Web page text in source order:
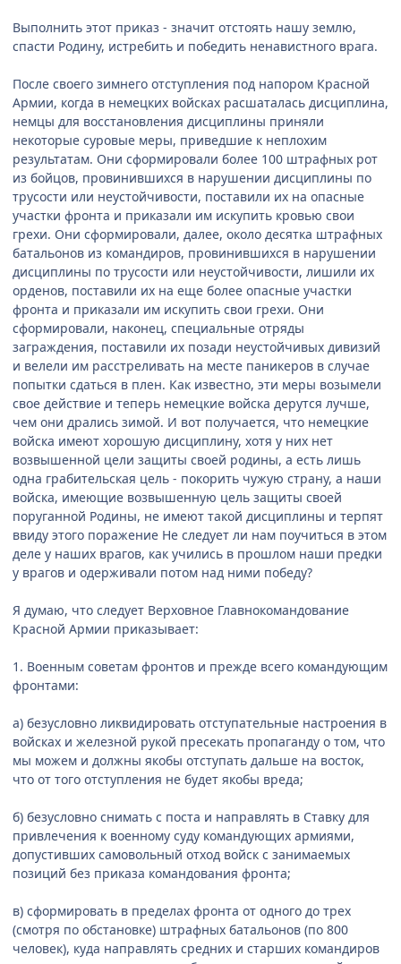
Выполнить этот приказ - значит отстоять нашу землю,
спасти Родину, истребить и победить ненавистного врага.
После своего зимнего отступления под напором Красной
Армии, когда в немецких войсках расшаталась дисциплина,
немцы для восстановления дисциплины приняли
некоторые суровые меры, приведшие к неплохим
результатам. Они сформировали более 100 штрафных рот
из бойцов, провинившихся в нарушении дисциплины по
трусости или неустойчивости, поставили их на опасные
участки фронта и приказали им искупить кровью свои
грехи. Они сформировали, далее, около десятка штрафных
батальонов из командиров, провинившихся в нарушении
дисциплины по трусости или неустойчивости, лишили их
орденов, поставили их на еще более опасные участки
фронта и приказали им искупить свои грехи. Они
сформировали, наконец, специальные отряды
заграждения, поставили их позади неустойчивых дивизий
и велели им расстреливать на месте паникеров в случае
попытки сдаться в плен. Как известно, эти меры возымели
свое действие и теперь немецкие войска дерутся лучше,
чем они дрались зимой. И вот получается, что немецкие
войска имеют хорошую дисциплину, хотя у них нет
возвышенной цели защиты своей родины, а есть лишь
одна грабительская цель - покорить чужую страну, а наши
войска, имеющие возвышенную цель защиты своей
поруганной Родины, не имеют такой дисциплины и терпят
ввиду этого поражение Не следует ли нам поучиться в этом
деле у наших врагов, как учились в прошлом наши предки
у врагов и одерживали потом над ними победу?
Я думаю, что следует Верховное Главнокомандование
Красной Армии приказывает:
1. Военным советам фронтов и прежде всего командующим
фронтами:
а) безусловно ликвидировать отступательные настроения в
войсках и железной рукой пресекать пропаганду о том, что
мы можем и должны якобы отступать дальше на восток,
что от того отступления не будет якобы вреда;
б) безусловно снимать с поста и направлять в Ставку для
привлечения к военному суду командующих армиями,
допустивших самовольный отход войск с занимаемых
позиций без приказа командования фронта;
в) сформировать в пределах фронта от одного до трех
(смотря по обстановке) штрафных батальонов (по 800
человек), куда направлять средних и старших командиров